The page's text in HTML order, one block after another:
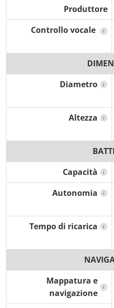
Produttore
Controllo vocale
i
Diametro
i
Altezza i
Capacità
i
Autonomia i
Tempo di ricarica i
Mappatura e
navigazione
i